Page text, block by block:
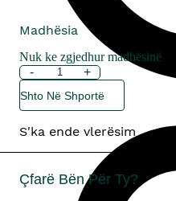
Madhësia
Nuk ke zgjedhur madhësinë
-
Sasi
Ngrohës
i
Aromatizues
&
Shkrirjes
+
Shto Në Shportë
S'ka ende vlerësim
Çfarë Bën Për Ty?